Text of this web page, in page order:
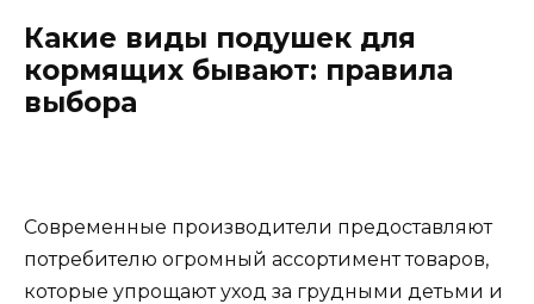
Какие виды подушек для
кормящих бывают: правила
выбора
Современные производители предоставляют
потребителю огромный ассортимент товаров,
которые упрощают уход за грудными детьми и